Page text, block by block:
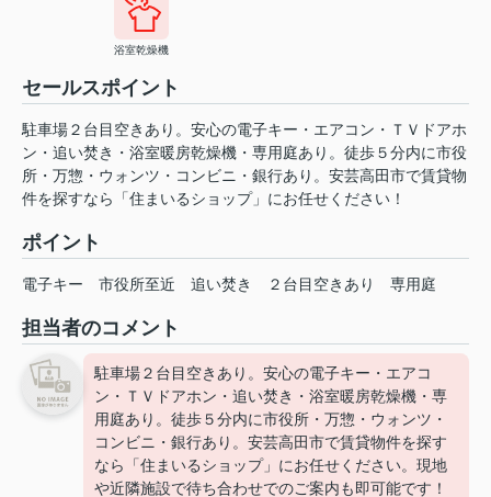
浴室乾燥機
セールスポイント
駐車場２台目空きあり。安心の電子キー・エアコン・ＴＶドアホ
ン・追い焚き・浴室暖房乾燥機・専用庭あり。徒歩５分内に市役
所・万惣・ウォンツ・コンビニ・銀行あり。安芸高田市で賃貸物
件を探すなら「住まいるショップ」にお任せください！
ポイント
電子キー 市役所至近 追い焚き ２台目空きあり 専用庭
担当者のコメント
駐車場２台目空きあり。安心の電子キー・エアコ
ン・ＴＶドアホン・追い焚き・浴室暖房乾燥機・専
用庭あり。徒歩５分内に市役所・万惣・ウォンツ・
コンビニ・銀行あり。安芸高田市で賃貸物件を探す
なら「住まいるショップ」にお任せください。現地
や近隣施設で待ち合わせでのご案内も即可能です！